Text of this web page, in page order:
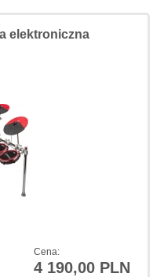
Cena:
4 190,00 PLN
elektroniczna